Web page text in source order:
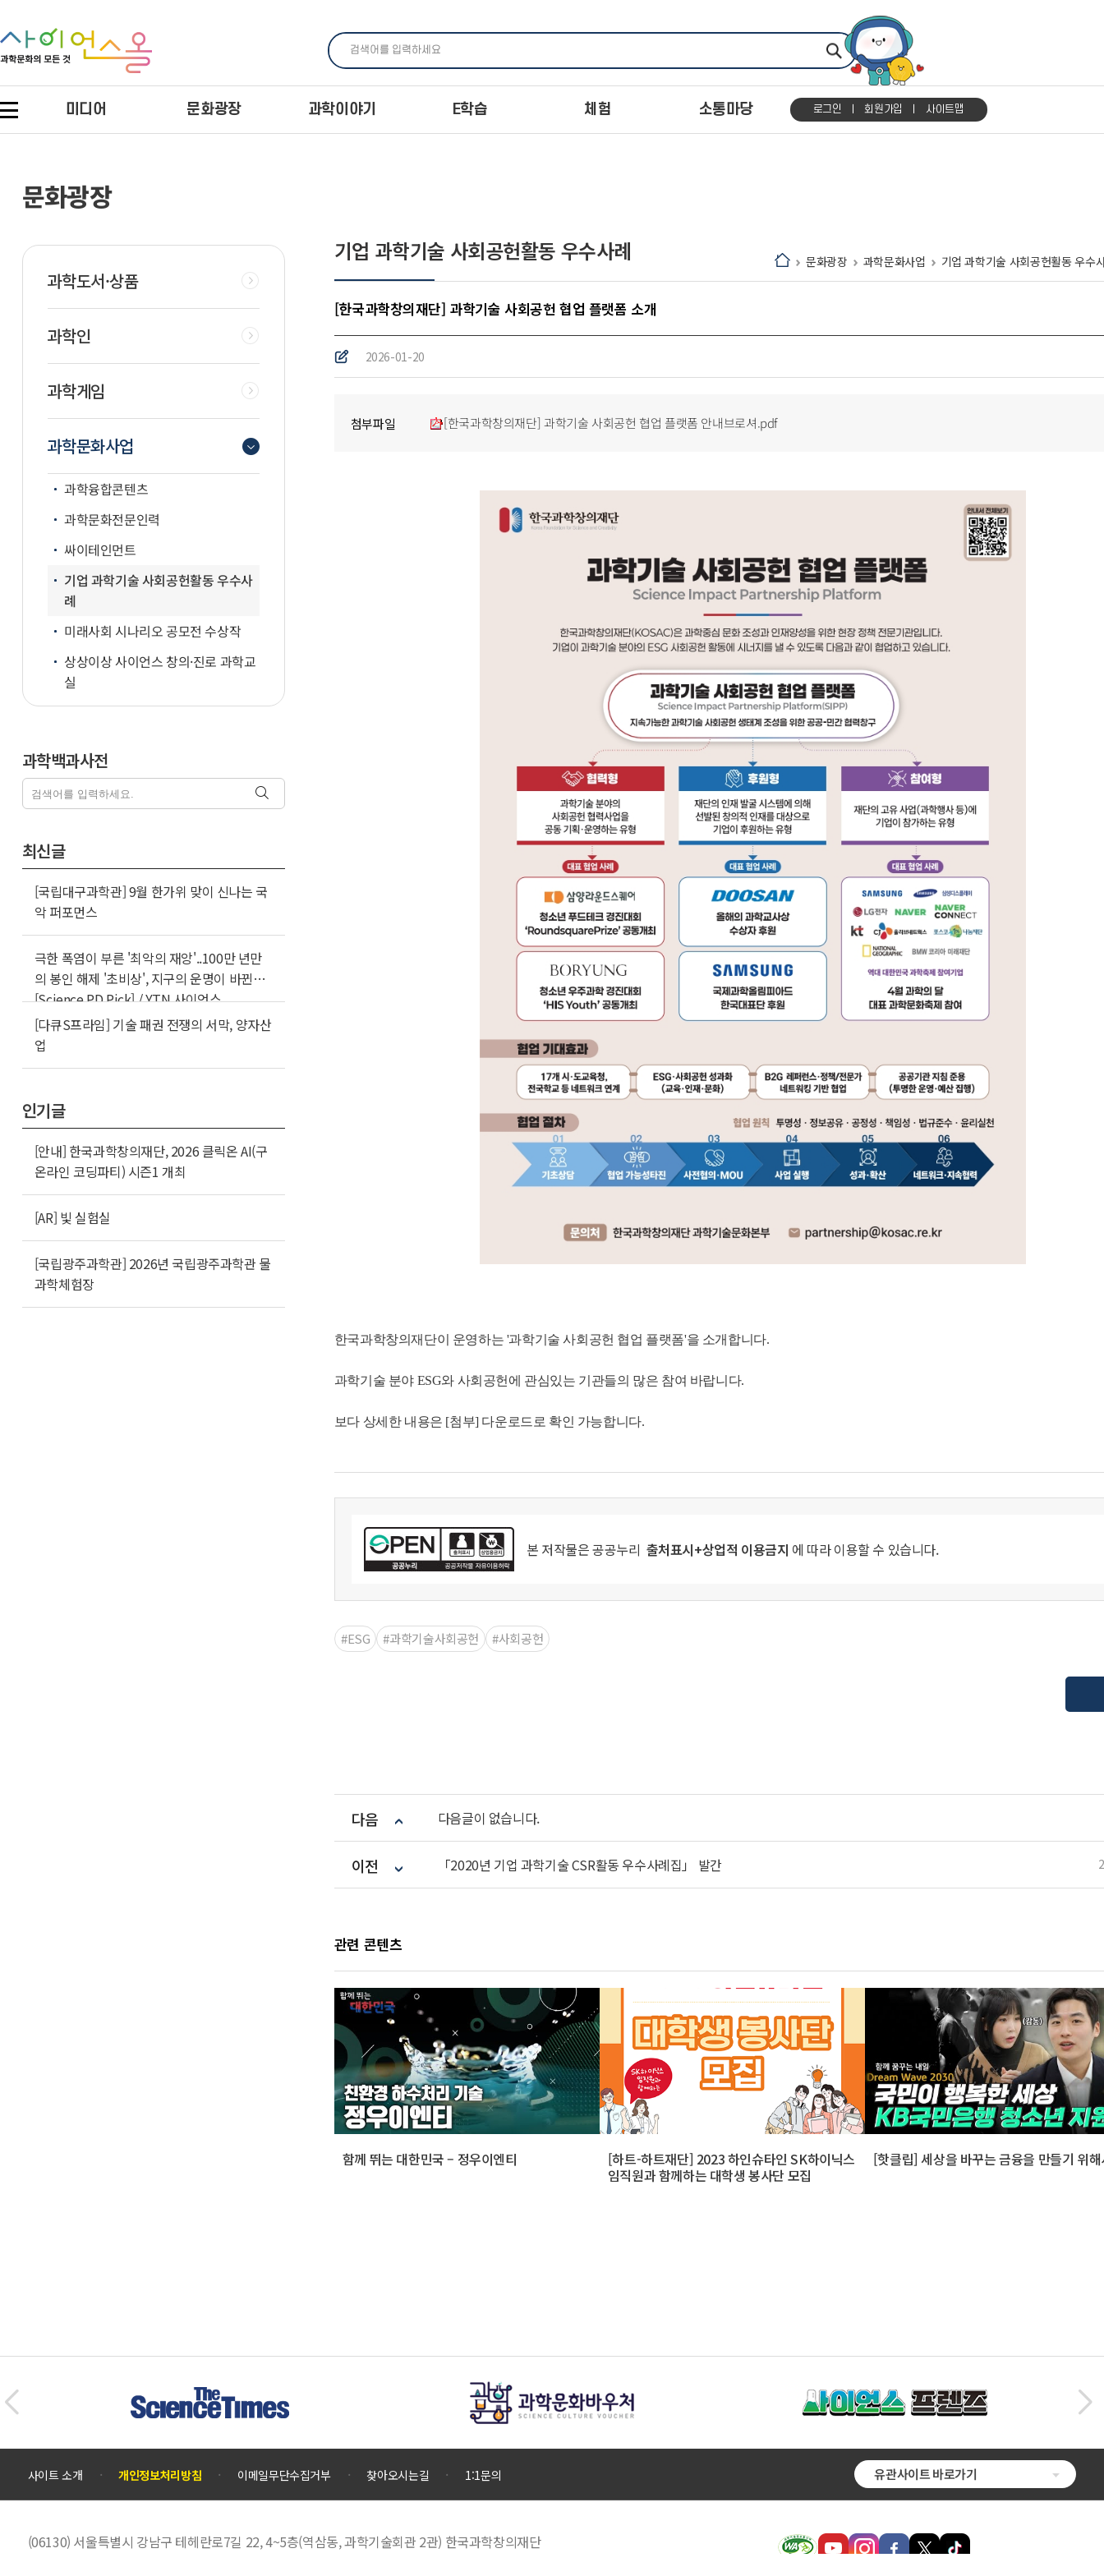
미디어 문화광장 과학이야기 E학습 체험 소통마당 로그인 회원가입 사이트맵
기업 과학기술 사회공헌활동 우수사례 문화광장 과학문화사업 기업 과학기술 사회공헌활동 우수
문화광장
과학도서·상품
과학인
과학게임
과학문화사업
과학융합콘텐츠
과학문화전문인력
싸이테인먼트
기업 과학기술 사회공헌활동 우수사
례
미래사회 시나리오 공모전 수상작
상상이상 사이언스 창의·진로 과학교
실
과학백과사전
최신글
[국립대구과학관] 9월 한가위 맞이 신나는 국
악 퍼포먼스
극한 폭염이 부른 '최악의 재앙'..100만 년만
의 봉인 해제 '초비상', 지구의 운명이 바뀐다
[Science PD Pick] / YTN 사이언스
[다큐S프라임] 기술 패권 전쟁의 서막, 양자산
업
인기글
[안내] 한국과학창의재단, 2026 클릭온 AI(구
온라인 코딩파티) 시즌1 개최
[AR] 빛 실험실
[국립광주과학관] 2026년 국립광주과학관 물
과학체험장
[한국과학창의재단] 과학기술 사회공헌 협업 플랫폼 소개
2026-01-20
첨부파일 [한국과학창의재단] 과학기술 사회공헌 협업 플랫폼 안내브로셔.pdf
한국과학창의재단이 운영하는 '과학기술 사회공헌 협업 플랫폼'을 소개합니다.
과학기술 분야 ESG와 사회공헌에 관심있는 기관들의 많은 참여 바랍니다.
보다 상세한 내용은 [첨부] 다운로드로 확인 가능합니다.
본 저작물은공공누리 출처표시+상업적 이용금지 에 따라 이용할 수 있습니다.
#ESG #과학기술사회공헌 #사회공헌
다음 다음글이 없습니다.
이전 「2020년 기업 과학기술 CSR활동 우수사례집」 발간
관련 콘텐츠
함께 뛰는 대한민국 – 정우이엔티
[하트-하트재단] 2023 하인슈타인 SK하이닉스
임직원과 함께하는 대학생 봉사단 모집
[핫클립] 세상을 바꾸는 금융을 만들기 위
사이트 소개 개인정보처리방침 이메일무단수집거부 찾아오시는길 1:1문의 유관사이트 바로가기
(06130) 서울특별시 강남구 테헤란로7길 22, 4~5층(역삼동, 과학기술회관 2관) 한국과학창의재단